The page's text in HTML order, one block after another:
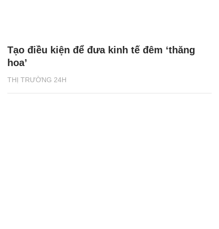
THỊ TRƯỜNG 24H
Tạo điều kiện để đưa kinh tế đêm ‘thăng
hoa’